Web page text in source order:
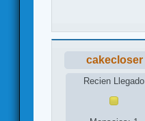
cakecloser
Recien Llegado